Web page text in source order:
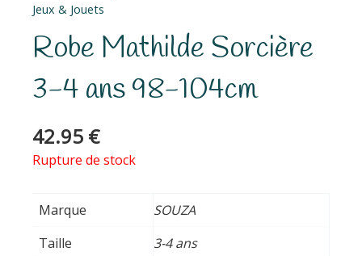
Jeux & Jouets
Robe Mathilde Sorcière
3-4 ans 98-104cm
42.95 €
Rupture de stock
Marque
SOUZA
Taille
3-4 ans